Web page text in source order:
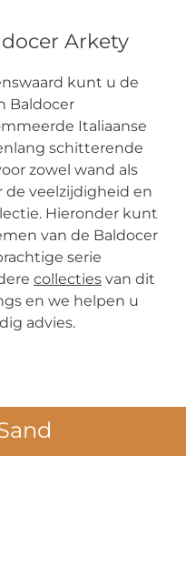
Arkety
kunt u de
Baldocer
Italiaanse
schitterende
zowel wand als
de veelzijdigheid en
Hieronder kunt
van de Baldocer
serie
collecties van dit
en we helpen u
advies.